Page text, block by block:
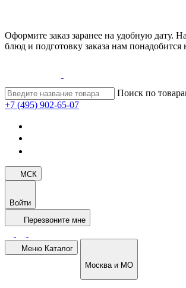
Оформите заказ заранее на удобную дату.
блюд и подготовку заказа нам понадобится
Поиск по
+7 (495) 902-65-07
МСК
Войти
Перезвоните мне
Меню Каталог
Москва и МО